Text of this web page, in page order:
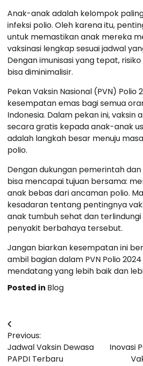
Anak-anak adalah kelompok
infeksi polio. Oleh karena itu,
untuk memastikan anak mereka
vaksinasi lengkap sesuai jadwal
Dengan imunisasi yang tepat,
bisa diminimalisir.
Pekan Vaksin Nasional (PVN) Polio
kesempatan emas bagi semua
Indonesia. Dalam pekan ini, vaksin
secara gratis kepada anak-anak
adalah langkah besar menuju
polio.
Dengan dukungan pemerintah
bisa mencapai tujuan bersama:
anak bebas dari ancaman polio.
kesadaran tentang pentingnya
anak tumbuh sehat dan
penyakit berbahaya tersebut.
Jangan biarkan kesempatan ini
ambil bagian dalam PVN Polio
mendatang yang lebih baik dan
Posted in Blog
Navigasi
pos
Previous:
Jadwal Vaksin Dewasa
PAPDI Terbaru
Inovasi